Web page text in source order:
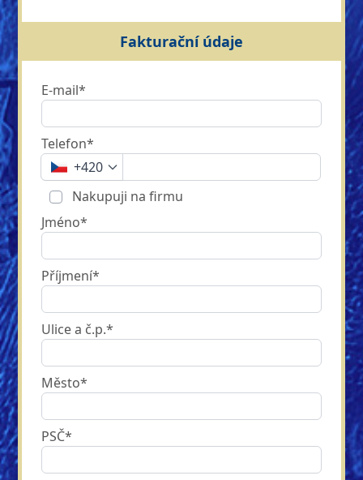
Fakturační údaje
E-mail*
Telefon*
+420
Nakupuji na firmu
Jméno*
Příjmení*
Ulice a č.p.*
Město*
PSČ*